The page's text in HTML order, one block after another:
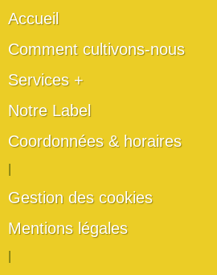
Accueil
Comment cultivons-nous
Services +
Notre Label
Coordonnées & horaires
Gestion des cookies
Mentions légales